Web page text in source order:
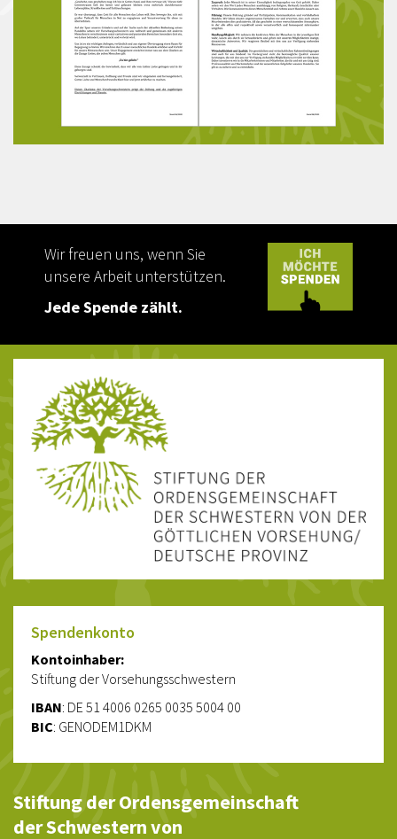
Wir freuen uns, wenn Sie
unsere Arbeit unterstützen.
Jede Spende zählt.
Spendenkonto
Kontoinhaber:
Stiftung der Vorsehungsschwestern
IBAN: DE 51 4006 0265 0035 5004 00
BIC: GENODEM1DKM
Stiftung der Ordensgemeinschaft
der Schwestern von